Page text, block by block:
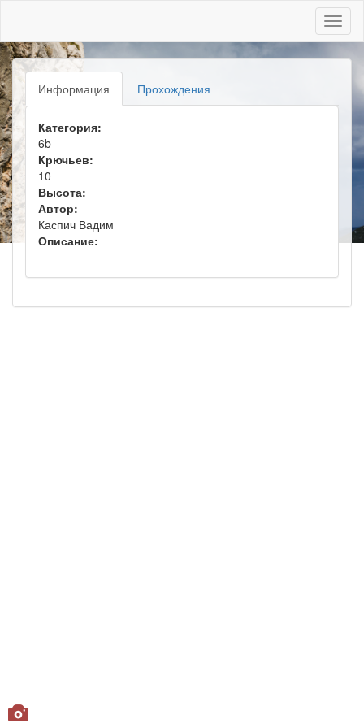
Информация Прохождения
Категория:
6b
Крючьев:
10
Высота:
Автор:
Каспич Вадим
Описание: